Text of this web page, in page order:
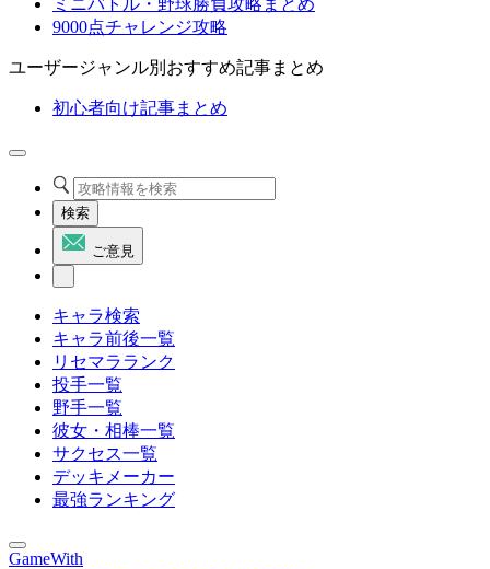
ミニバトル・野球勝負攻略まとめ
9000点チャレンジ攻略
ユーザージャンル別おすすめ記事まとめ
初心者向け記事まとめ
検索
ご意見
キャラ検索
キャラ前後一覧
リセマラランク
投手一覧
野手一覧
彼女・相棒一覧
サクセス一覧
デッキメーカー
最強ランキング
GameWith